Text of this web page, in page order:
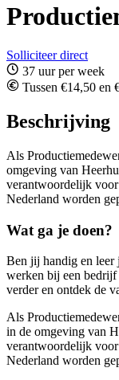
Solliciteer direct
37 uur per week
Tussen €14,50 en
Beschrijving
Als
omgeving van
verantwoordelijk
Nederland worden
Wat ga je doen?
Ben jij handig en leer
werken bij een bedrijf
verder en ontdek de
Als
in de omgeving van
verantwoordelijk
Nederland worden